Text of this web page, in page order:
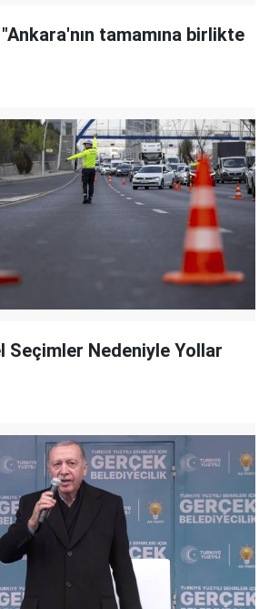
tamamına birlikte
Seçimler Nedeniyle Yollar